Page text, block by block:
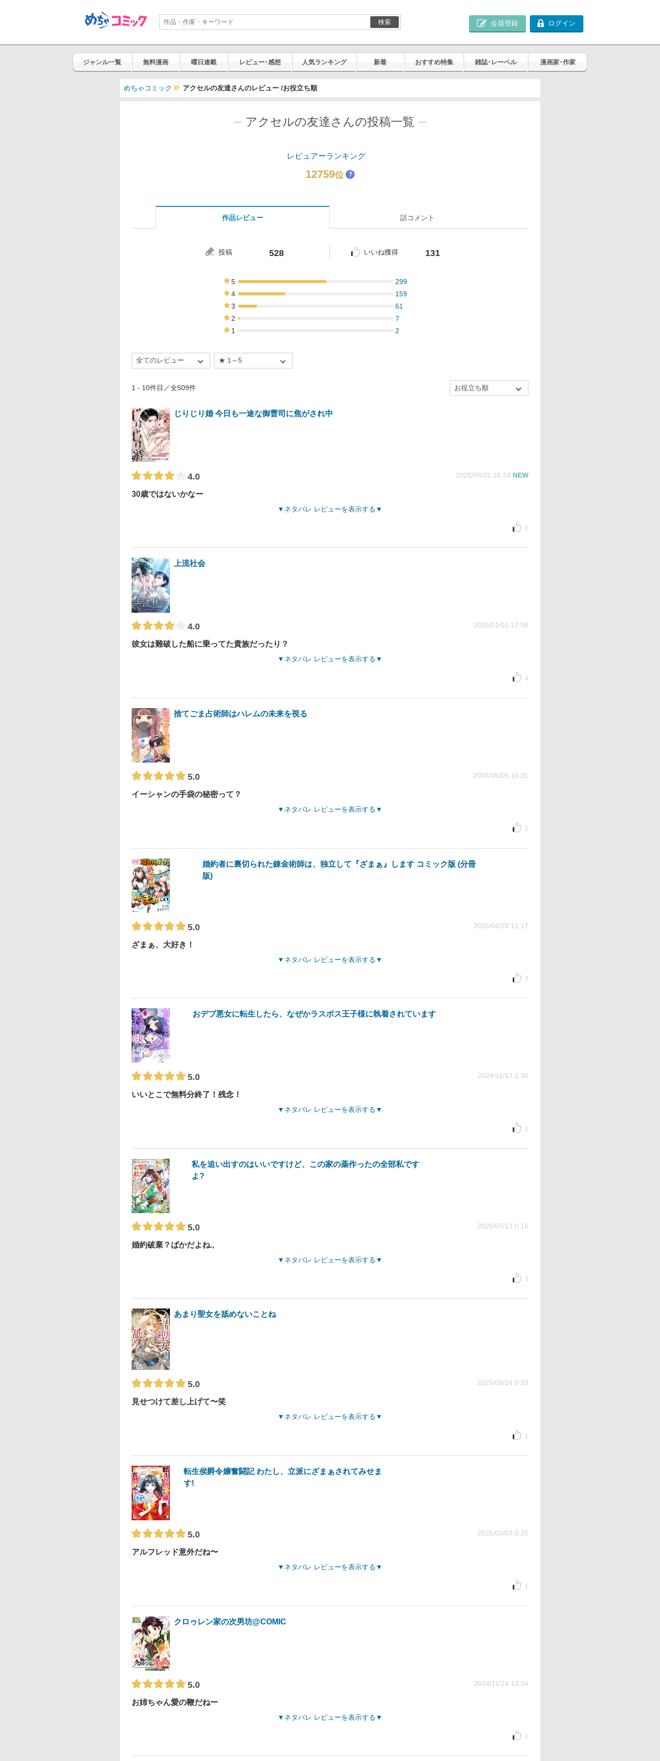
検索 会員登録 ログイン
ジャンル一覧 無料漫画 曜日連載 レビュー･感想 人気ランキング 新着 おすすめ特集 雑誌･レーベル 漫画家･作家
めちゃコミック アクセルの友達さんのレビュー /お役立ち順
アクセルの友達さんの投稿一覧
レビュアーランキング
12759位 ？
作品レビュー 話コメント
投稿 528 いいね獲得 131
5
299
4
159
3
61
2
7
1
2
1 - 10件目／全509件
じりじり婚 今日も一途な御曹司に焦がされ中
4.0 2026/08/02 16:34 NEW
30歳ではないかなー
ネタバレ レビューを表示する
0
上流社会
4.0 2025/01/01 12:50
彼女は難破した船に乗ってた貴族だったり？
ネタバレ レビューを表示する
4
捨てごま占術師はハレムの未来を視る
5.0 2026/05/05 18:31
イーシャンの手袋の秘密って？
ネタバレ レビューを表示する
2
婚約者に裏切られた錬金術師は、独立して『ざまぁ』します コミック版 (分冊
版)
5.0 2025/04/28 12:17
ざまぁ、大好き！
ネタバレ レビューを表示する
2
おデブ悪女に転生したら、なぜかラスボス王子様に執着されています
5.0 2024/11/17 2:30
いいとこで無料分終了！残念！
ネタバレ レビューを表示する
2
私を追い出すのはいいですけど、この家の薬作ったの全部私です
よ?
5.0 2025/07/13 0:16
婚約破棄？ばかだよね.,
ネタバレ レビューを表示する
3
あまり聖女を舐めないことね
5.0 2025/09/24 0:59
見せつけて差し上げて〜笑
ネタバレ レビューを表示する
1
転生侯爵令嬢奮闘記 わたし、立派にざまぁされてみせま
す!
5.0 2025/03/03 0:25
アルフレッド意外だね〜
ネタバレ レビューを表示する
1
クロゥレン家の次男坊@COMIC
5.0 2024/11/24 13:04
お姉ちゃん愛の鞭だねー
ネタバレ レビューを表示する
1